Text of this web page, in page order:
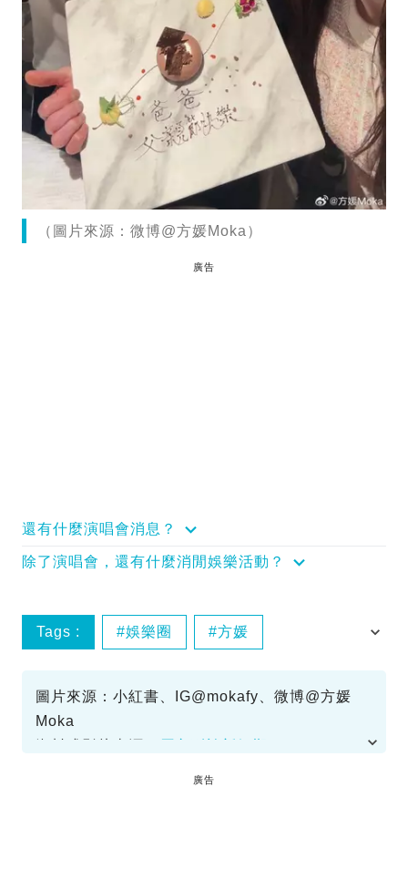
（圖片來源：微博@方媛Moka）
廣告
還有什麼演唱會消息？
除了演唱會，還有什麼消閒娛樂活動？
Tags : 娛樂圈 方媛
圖片來源：小紅書、IG@mokafy、微博@方媛
Moka
廣告